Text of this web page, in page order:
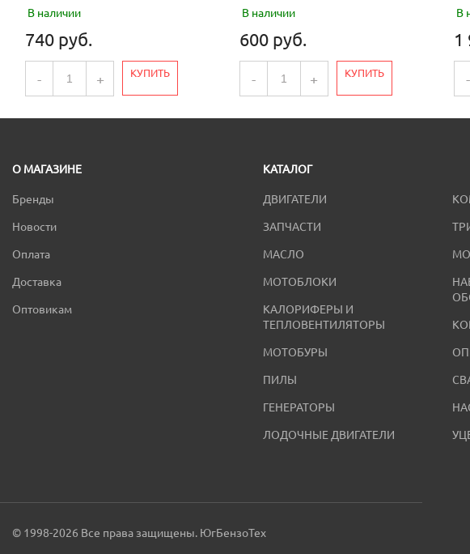
В наличии
740 руб.
- + КУПИТЬ
В наличии
600 руб.
- + КУПИТЬ
В
1
-
О МАГАЗИНЕ
Бренды
Новости
Оплата
Доставка
Оптовикам
КАТАЛОГ
ДВИГАТЕЛИ
ЗАПЧАСТИ
МАСЛО
МОТОБЛОКИ
КАЛОРИФЕРЫ И
ТЕПЛОВЕНТИЛЯТОРЫ
МОТОБУРЫ
ПИЛЫ
ГЕНЕРАТОРЫ
ЛОДОЧНЫЕ ДВИГАТЕЛИ
© 1998-2026 Все права защищены. ЮгБензоТех